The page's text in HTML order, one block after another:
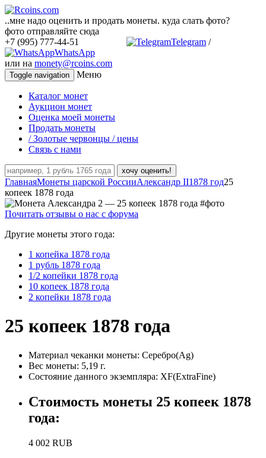
..мне надо оценить и продать монеты. куда слать фото?
фото отправляйте сюда
+7 (995) 777-44-51
Telegram /
WhatsApp
или на monety@rcoins.com
Toggle navigation Меню
Каталог монет
Аукцион монет
Оценка моей монеты
Продать монеты
/ Золотые червонцы / цены
Связь с нами
хочу оценить!
ГлавнаяМонеты царской РоссииАлександр II1878 год25
копеек 1878 года
Почитать отзывы о нас с форума
Другие монеты этого года:
1 копейка 1878 года
1 рубль 1878 года
1/2 копейки 1878 года
10 копеек 1878 года
2 копейки 1878 года
25 копеек 1878 года
Материал чеканки монеты: Серебро(Ag)
Вес монеты: 5,19 г.
Состояние данного экземпляра: XF(ExtraFine)
Стоимость монеты 25 копеек 1878
года:
4 002 RUB